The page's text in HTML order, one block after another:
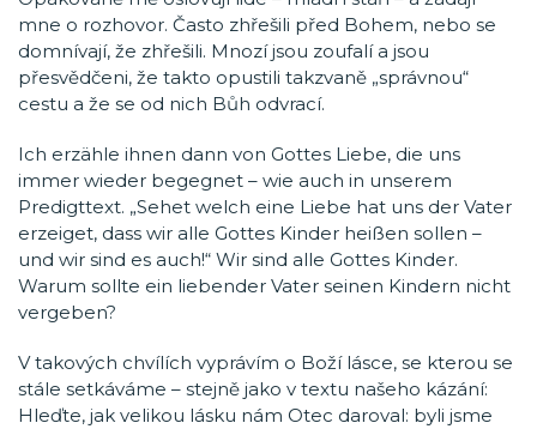
mne o rozhovor. Často zhřešili před Bohem, nebo se
domnívají, že zhřešili. Mnozí jsou zoufalí a jsou
přesvědčeni, že takto opustili takzvaně „správnou“
cestu a že se od nich Bůh odvrací.
Ich erzähle ihnen dann von Gottes Liebe, die uns
immer wieder begegnet – wie auch in unserem
Predigttext. „Sehet welch eine Liebe hat uns der Vater
erzeiget, dass wir alle Gottes Kinder heißen sollen –
und wir sind es auch!“ Wir sind alle Gottes Kinder.
Warum sollte ein liebender Vater seinen Kindern nicht
vergeben?
V takových chvílích vyprávím o Boží lásce, se kterou se
stále setkáváme – stejně jako v textu našeho kázání:
Hleďte, jak velikou lásku nám Otec daroval: byli jsme